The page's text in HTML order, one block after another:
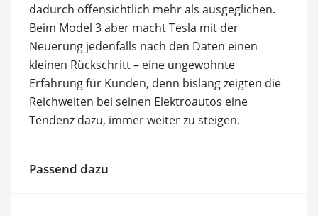
dadurch offensichtlich mehr als ausgeglichen.
Beim Model 3 aber macht Tesla mit der
Neuerung jedenfalls nach den Daten einen
kleinen Rückschritt – eine ungewohnte
Erfahrung für Kunden, denn bislang zeigten die
Reichweiten bei seinen Elektroautos eine
Tendenz dazu, immer weiter zu steigen.
Passend dazu